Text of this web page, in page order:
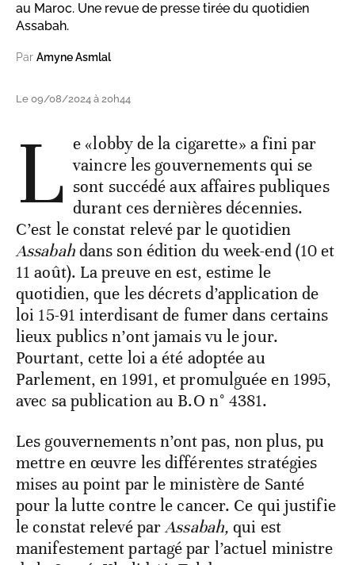
au Maroc. Une revue de presse tirée du quotidien
Assabah.
Par Amyne Asmlal
Le 09/08/2024 à 20h44
L e «lobby de la cigarette» a fini par
vaincre les gouvernements qui se
sont succédé aux affaires publiques
durant ces dernières décennies.
C’est le constat relevé par le quotidien
Assabahdans son édition du week-end (10 et
11 août). La preuve en est, estime le
quotidien, que les décrets d’application de
loi 15-91 interdisant de fumer dans certains
lieux publics n’ont jamais vu le jour.
Pourtant, cette loi a été adoptée au
Parlement, en 1991, et promulguée en 1995,
avec sa publication au B.O n° 4381.
Les gouvernements n’ont pas, non plus, pu
mettre en œuvre les différentes stratégies
mises au point par le ministère de Santé
pour la lutte contre le cancer. Ce qui justifie
le constat relevé parAssabah, qui est
manifestement partagé par l’actuel ministre